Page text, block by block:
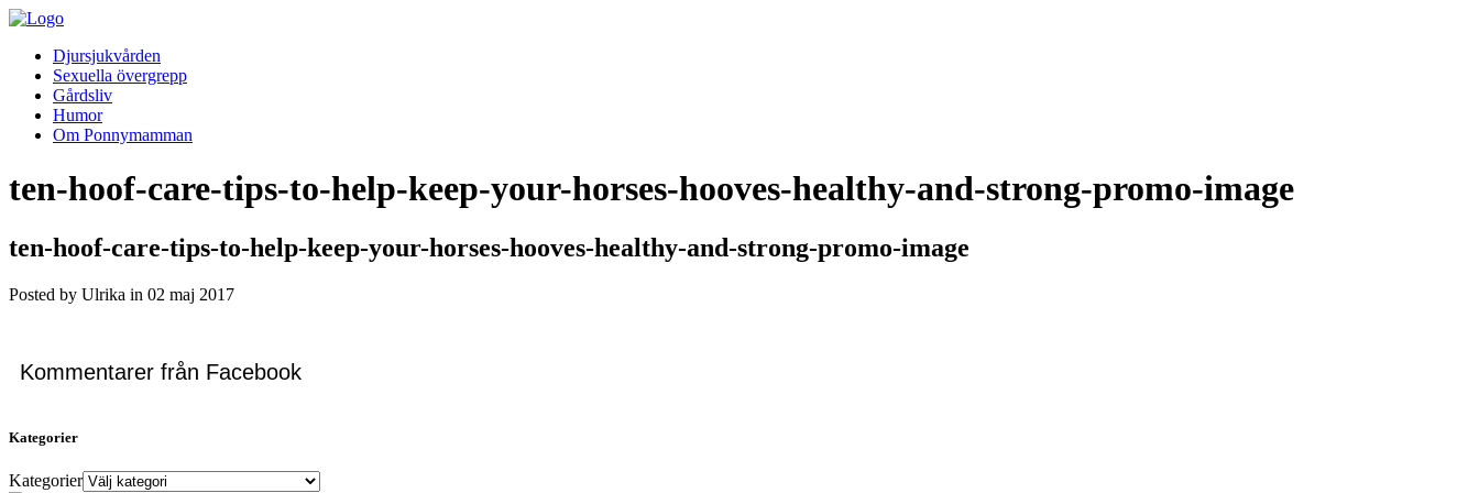
Djursjukvården
Sexuella övergrepp
Gårdsliv
Humor
Om Ponnymamman
ten-hoof-care-tips-to-help-keep-your-horses-hooves-healthy-and-strong-promo-image
ten-hoof-care-tips-to-help-keep-your-horses-hooves-healthy-and-strong-promo-image
Posted by Ulrika in 02 maj 2017
Kommentarer från Facebook
Kategorier
Kategorier